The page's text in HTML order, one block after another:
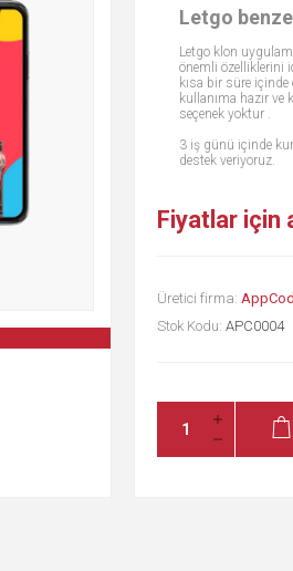
Letgo
Letgo klon
önemli özelliklerini
kısa bir süre
kullanıma hazır
seçenek yoktur .
3 iş günü içinde
destek veriyoruz.
Fiyatlar için
Üretici firma:
Stok Kodu: APC0004